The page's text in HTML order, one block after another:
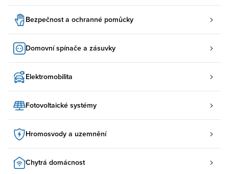
Bezpečnost a ochranné pomůcky
Domovní spínače a zásuvky
Elektromobilita
Fotovoltaické systémy
Hromosvody a uzemnění
Chytrá domácnost